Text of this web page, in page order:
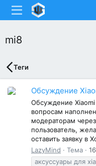
mi8
Теги
Обсуждение
Обсуждение
вопросам
модераторам
пользователь,
оставить заявку в
LazyMind
Тема
аксуссуары для